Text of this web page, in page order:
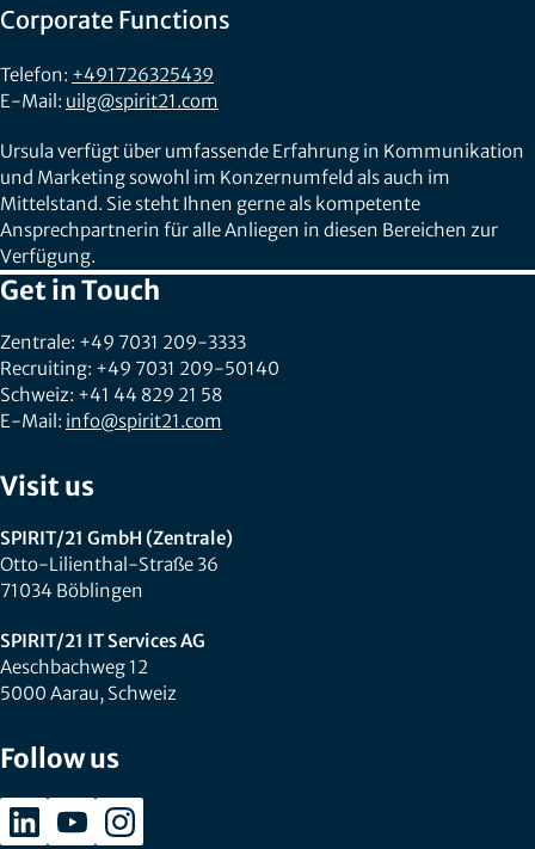
Corporate Functions
Telefon: +491726325439
E-Mail: uilg@spirit21.com
Ursula verfügt über umfassende Erfahrung in Kommunikation
und Marketing sowohl im Konzernumfeld als auch im
Mittelstand. Sie steht Ihnen gerne als kompetente
Ansprechpartnerin für alle Anliegen in diesen Bereichen zur
Verfügung.
Get in Touch
Zentrale: +49 7031 209-3333
Recruiting: +49 7031 209-50140
Schweiz: +41 44 829 21 58
E-Mail: info@spirit21.com
Visit us
SPIRIT/21 GmbH (Zentrale)
Otto-Lilienthal-Straße 36
71034 Böblingen
SPIRIT/21 IT Services AG
Aeschbachweg 12
5000 Aarau, Schweiz
Follow us